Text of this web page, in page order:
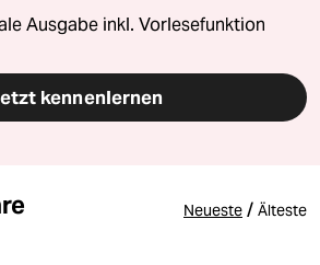
Ausgabe inkl. Vorlesefunktion
kennenlernen
Neueste / Älteste